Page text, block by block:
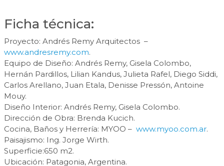
Ficha técnica:
Proyecto: Andrés Remy Arquitectos –
www.andresremy.com.
Equipo de Diseño: Andrés Remy, Gisela Colombo,
Hernán Pardillos, Lilian Kandus, Julieta Rafel, Diego Siddi,
Carlos Arellano, Juan Etala, Denisse Pressón, Antoine
Mouy.
Diseño Interior: Andrés Remy, Gisela Colombo.
Dirección de Obra: Brenda Kucich.
Cocina, Baños y Herrería: MYOO – www.myoo.com.ar.
Paisajismo: Ing. Jorge Wirth.
Superficie:650 m2.
Ubicación: Patagonia, Argentina.